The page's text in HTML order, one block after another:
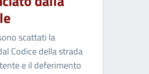
scattati la
Codice della strada
e il deferimento